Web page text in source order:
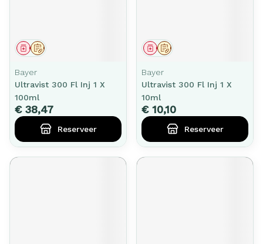
Op voorschrift
Geneesmiddel
Bayer
Ultravist 300 Fl Inj 1 X
100ml
€ 38,47
Reserveer
Op voorschrift
Geneesmiddel
Bayer
Ultravist 300 Fl Inj 1 X
10ml
€ 10,10
Reserveer